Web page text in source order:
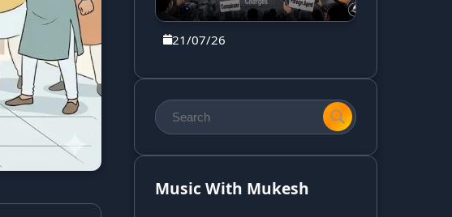
21/07/26
Music With Mukesh